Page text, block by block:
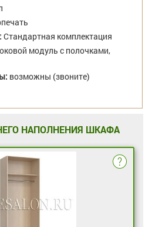
Стандартная комплектация
модуль с полочками,
возможны (звоните)
НАПОЛНЕНИЯ ШКАФА